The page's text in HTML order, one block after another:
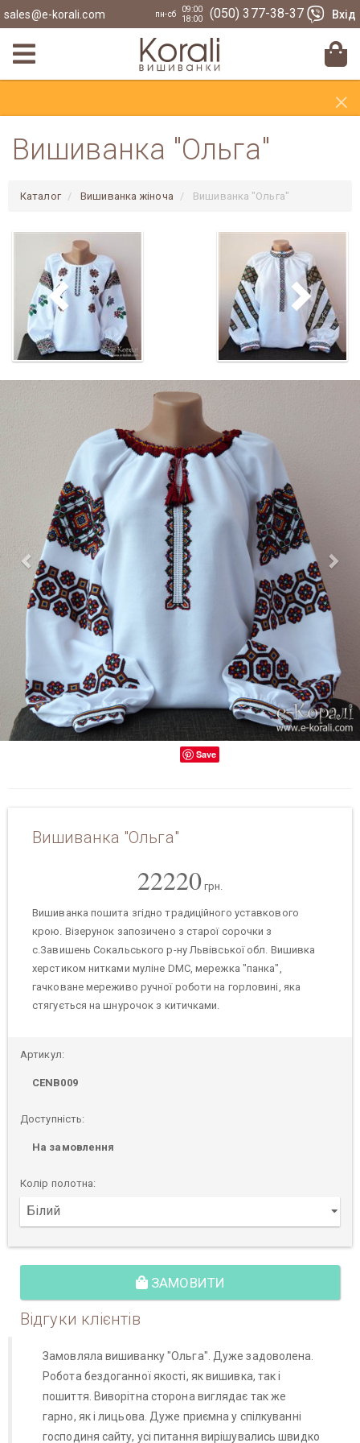
sales@e-korali.com пн-сб
09:00
18:00
(050) 377-38-37 Вхід
×
Вишиванка "Ольга"
Каталог Вишиванка жіноча Вишиванка "Ольга"
Previous
Save
Вишиванка "Ольга"
22220 грн.
Вишиванка пошита згідно традиційного уставкового
крою. Візерунок запозичено з старої сорочки з
с.Завишень Сокальського р-ну Львівської обл. Вишивка
херстиком нитками муліне DMC, мережка "панка",
гачковане мереживо ручної роботи на горловині, яка
стягується на шнурочок з китичками.
Артикул:
CENB009
Доступність:
На замовлення
Колір полотна:
ЗАМОВИТИ
Відгуки клієнтів
Замовляла вишиванку "Ольга". Дуже задоволена.
Робота бездоганної якості, як вишивка, так і
пошиття. Виворітна сторона виглядає так же
гарно, як і лицьова. Дуже приємна у спілкуванні
господиня сайту, усі питання вирішувались швидко